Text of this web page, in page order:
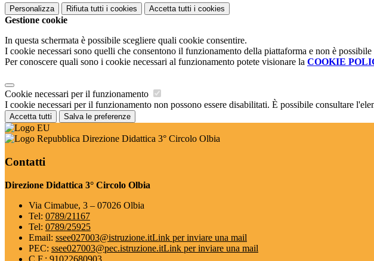
Personalizza Rifiuta tutti i cookies Accetta tutti i cookies
Gestione cookie
In questa schermata è possibile scegliere quali cookie consentire.
I cookie necessari sono quelli che consentono il funzionamento della piattaforma e non è
Per conoscere quali sono i cookie necessari al funzionamento potete visionare la COOKIE
Cookie necessari per il funzionamento
I cookie necessari per il funzionamento non possono essere disabilitati. È possibile consultare
Accetta tutti Salva le preferenze
Direzione Didattica 3° Circolo Olbia
Contatti
Direzione Didattica 3° Circolo Olbia
Via Cimabue, 3 – 07026 Olbia
Tel: 0789/21167
Tel: 0789/25925
Email: ssee027003@istruzione.itLink per inviare una mail
PEC: ssee027003@pec.istruzione.itLink per inviare una mail
C.F.: 91022680903